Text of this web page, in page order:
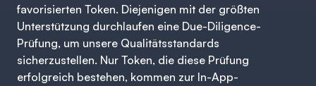
favorisierten Token. Diejenigen mit der größten
Unterstützung durchlaufen eine Due-Diligence-
Prüfung, um unsere Qualitätsstandards
sicherzustellen. Nur Token, die diese Prüfung
erfolgreich bestehen, kommen zur In-App-